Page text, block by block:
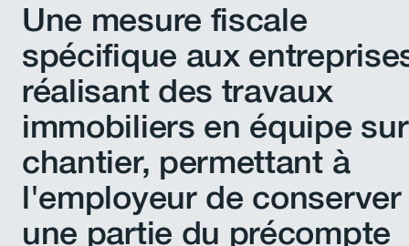
Une mesure fiscale
spécifique aux
réalisant des travaux
immobiliers en équipe sur
chantier, permettant à
l'employeur de conserver
une partie du précompte